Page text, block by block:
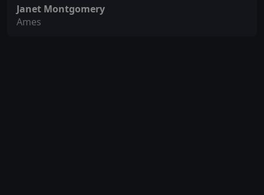
Janet Montgomery
Ames